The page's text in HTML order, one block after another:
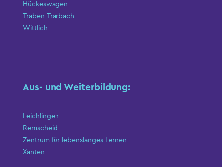
Hückeswagen
Traben-Trarbach
Wittlich
Aus- und Weiterbildung:
Leichlingen
Remscheid
Zentrum für lebenslanges Lernen
Xanten